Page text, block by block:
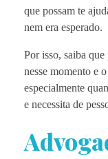
que possam te
nem era esperado.
Por isso, saiba
nesse momento e
especialmente
e necessita de